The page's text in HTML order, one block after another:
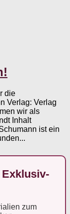
die
Verlag: Verlag
wir als
Inhalt
ist ein
zum